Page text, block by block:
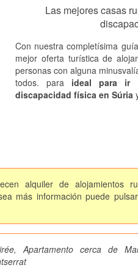
Las mejores casas
Con nuestra completísima
mejor oferta turística de
personas con alguna
todos. para ideal para ir
discapacidad física en Súria
alquiler de alojamientos
más información puede
Apartamento cerca de